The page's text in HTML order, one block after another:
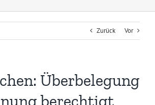
Zurück Vor
Überbelegung
berechtigt